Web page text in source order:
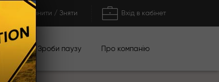
Поповнити / Зняти Вхід в кабінет
Зроби паузу Про компанію